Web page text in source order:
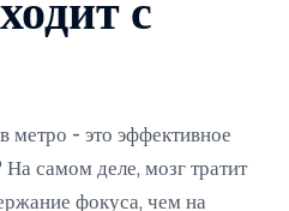
с
метро - это эффективное
самом деле, мозг тратит
фокуса, чем на